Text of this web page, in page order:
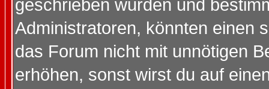
geschrieben wurden und
Administratoren, könnten einen
das Forum nicht mit unnötigen
erhöhen, sonst wirst du auf